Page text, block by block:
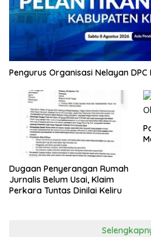
Pengurus Organisasi Nelayan
Dugaan Penyerangan Rumah
Jurnalis Belum Usai, Klaim
Perkara Tuntas Dinilai Keliru